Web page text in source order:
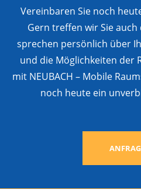
Vereinbaren Sie noch
Gern treffen wir Sie
sprechen persönlich über
und die Möglichkeiten der
mit NEUBACH – Mobile
noch heute ein